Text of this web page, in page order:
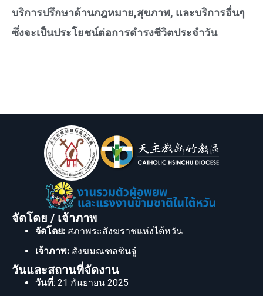
บริการปรึกษาด้านกฎหมาย,สุขภาพ, และบริการอื่นๆ
ซึ่งจะเป็นประโยชน์ต่อการดำรงชีวิตประจำวัน
จัดโดย / เจ้าภาพ
จัดโดย: สภาพระสังฆราชแห่งไต้หวัน
เจ้าภาพ: สังฆมณฑลซินจู๋
วันและสถานที่จัดงาน
วันที่: 21 กันยายน 2025